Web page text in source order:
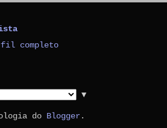
completo
▼
do Blogger.